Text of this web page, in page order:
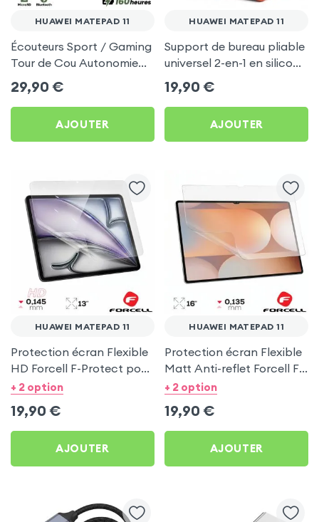
HUAWEI MATEPAD 11
Écouteurs Sport / Gaming
Tour de Cou Autonomie
160h Acefast pour Huawei
MatePad 11
29,90 €
AJOUTER
HUAWEI MATEPAD 11
Support de bureau pliable
universel 2-en-1 en silicone
pour smartphone et
tablette - Orange
19,90 €
AJOUTER
HUAWEI MATEPAD 11
Protection écran Flexible
HD Forcell F-Protect pour
Huawei MatePad 11
+ 2 option
19,90 €
AJOUTER
HUAWEI MATEPAD 11
Protection écran Flexible
Matt Anti-reflet Forcell F-
Protect pour Huawei
+ 2 option
19,90 €
AJOUTER